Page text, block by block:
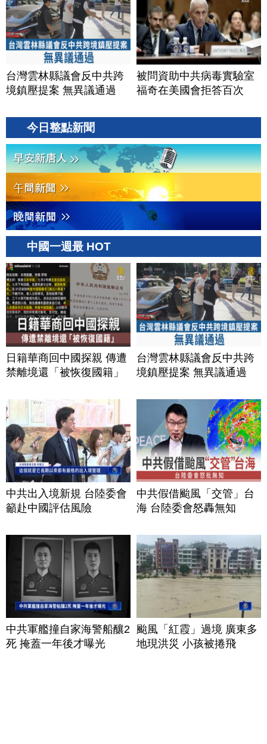
台灣雲林縣議會反中共跨
境鎮壓提案 無異議通過
被問資助中共病毒實驗室
福奇在美國會拒答百次
今日整點新聞
中國一週最 HOT
日籍華商回中國探親 傳遭
禁離境還「被恢復國籍」
台灣雲林縣議會反中共跨
境鎮壓提案 無異議通過
中共出入境新規 台陸委會
籲赴中國評估風險
中共假借颱風「交管」台
海 台陸委會怒轟無知
中共軍艦撞自家海警船釀2
死 掩蓋一年後才曝光
颱風「紅霞」過境 廣東多
地現洪災 小孩被捲飛